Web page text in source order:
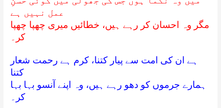
عمل نہیں ہے
مگر وہ احسان کر رہے ہیں، خطائیں میری چھپا چھپا
کر۔
ہے ان کی امت سے پیار کتنا، کرم ہے رحمت شعار
کتنا
ہمارے جرموں کو دھو رہے ہیں، وہ اپنے آنسو بہا بہا
کر۔